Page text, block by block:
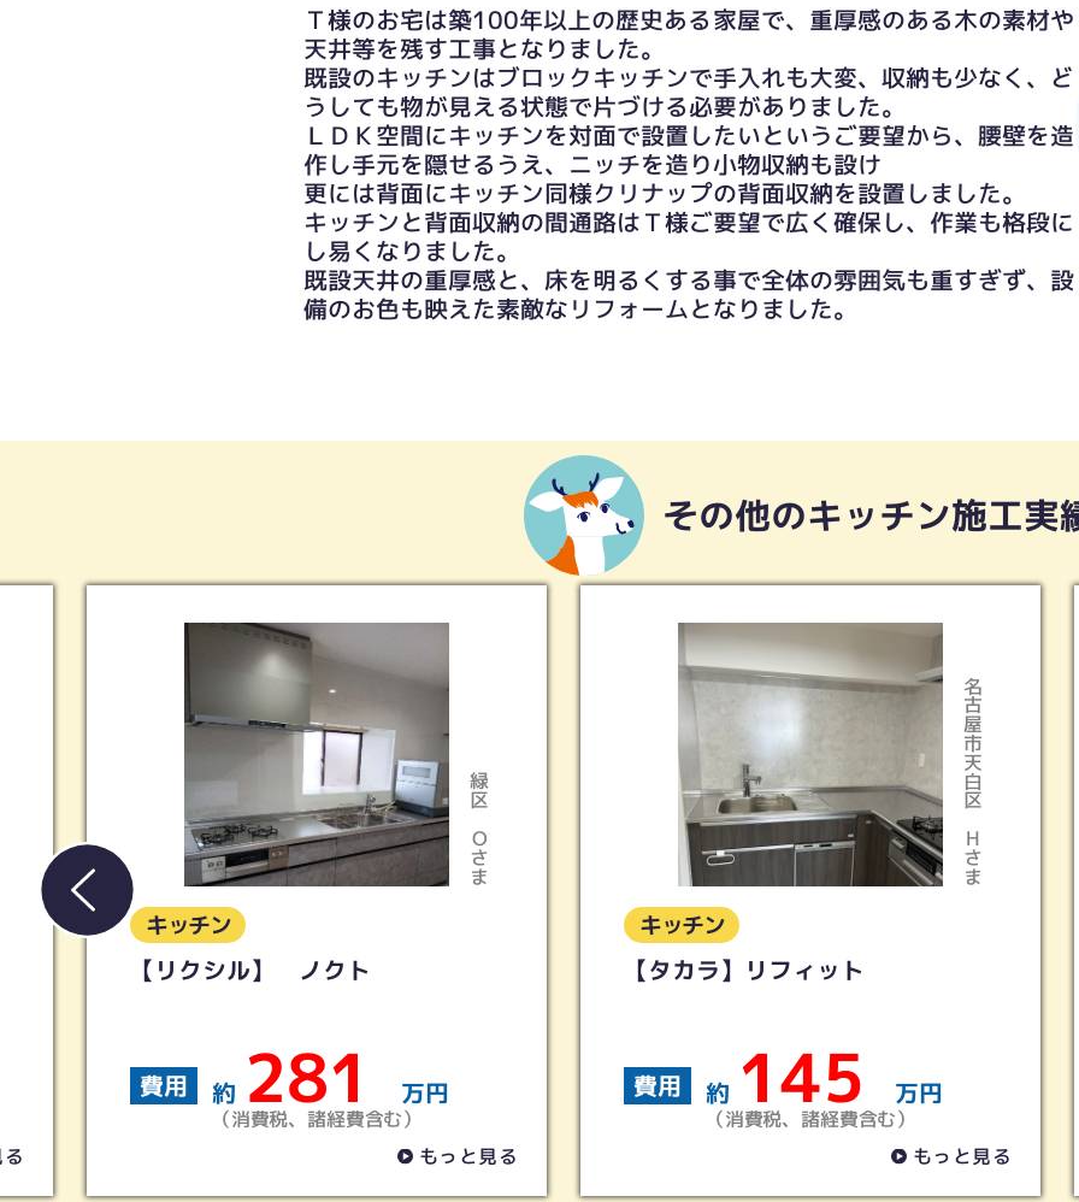
Ｔ様のお宅は築100年以上の歴史ある家屋で、重厚感のある木の素材や
天井等を残す工事となりました。
既設のキッチンはブロックキッチンで手入れも大変、収納も少なく、ど
うしても物が見える状態で片づける必要がありました。
ＬＤＫ空間にキッチンを対面で設置したいというご要望から、腰壁を造
作し手元を隠せるうえ、ニッチを造り小物収納も設け
更には背面にキッチン同様クリナップの背面収納を設置しました。
キッチンと背面収納の間通路はＴ様ご要望で広く確保し、作業も格段に
し易くなりました。
既設天井の重厚感と、床を明るくする事で全体の雰囲気も重すぎず、設
備のお色も映えた素敵なリフォームとなりました。
その他のキッチン施工実
Oさま
と見る
キッチン
【タカラ】リフィット
費用 約 145
（消費税、諸経費含む）
もっと見る
キッチン
ＬＩＸＩＬ シエラ
費用 約 230
（消費税、諸経費含む）
もっと見る